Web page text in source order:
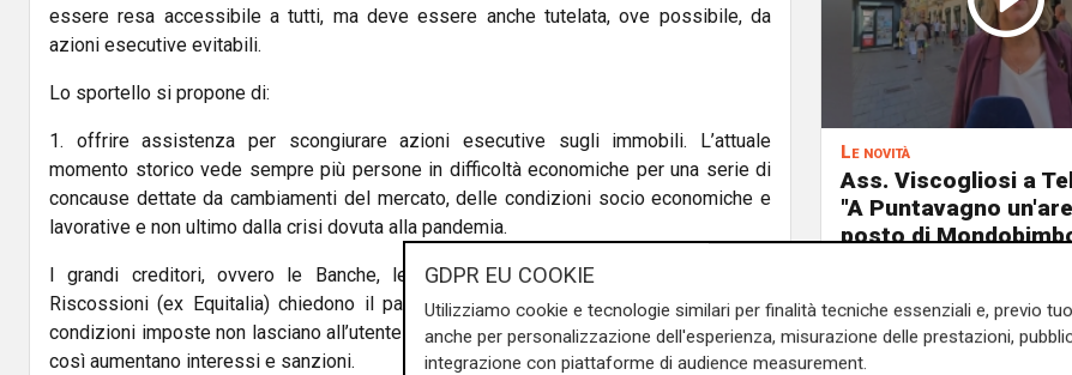
essere resa accessibile a tutti, ma deve essere anche tutelata, ove possibile, da
azioni esecutive evitabili.
Lo sportello si propone di:
1. offrire assistenza per scongiurare azioni esecutive sugli immobili. L’attuale
momento storico vede sempre più persone in difficoltà economiche per una serie di
concause dettate da cambiamenti del mercato, delle condizioni socio economiche e
lavorative e non ultimo dalla crisi dovuta alla pandemia.
I grandi creditori, ovvero le Banche, le Finanziarie e l’Agenzia delle Entrate e
Riscossioni (ex Equitalia) chiedono il pagamento del dovuto, ma molto spesso le
condizioni imposte non lasciano all’utente la possibilità di ripianare il proprio debito e
così aumentano interessi e sanzioni.
Le novità
Ass. Viscogliosi a
"A Puntavagno
posto di
skate park"
GDPR EU COOKIE
Utilizziamo cookie e tecnologie similari per finalità tecniche essenziali e, previo
anche per personalizzazione dell'esperienza, misurazione delle prestazioni,
integrazione con piattaforme di audience measurement.